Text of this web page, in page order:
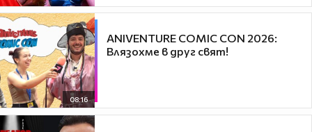
08:16
ANIVENTURE COMIC CON 2026:
Влязохме в друг свят!